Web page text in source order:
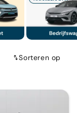
Sorteren op